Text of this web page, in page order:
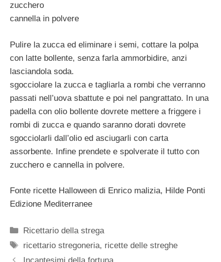
zucchero
cannella in polvere
Pulire la zucca ed eliminare i semi, cottare la polpa
con latte bollente, senza farla ammorbidire, anzi
lasciandola soda.
sgocciolare la zucca e tagliarla a rombi che verranno
passati nell’uova sbattute e poi nel pangrattato. In una
padella con olio bollente dovrete mettere a friggere i
rombi di zucca e quando saranno dorati dovrete
sgocciolarli dall’olio ed asciugarli con carta
assorbente. Infine prendete e spolverate il tutto con
zucchero e cannella in polvere.
Fonte ricette Halloween di Enrico malizia, Hilde Ponti
Edizione Mediterranee
Categorie
Ricettario della strega
Tag
ricettario stregoneria, ricette delle streghe